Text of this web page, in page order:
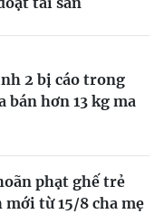
2 bị cáo trong
bán hơn 13 kg ma
phạt ghế trẻ
mới từ 15/8 cha mẹ